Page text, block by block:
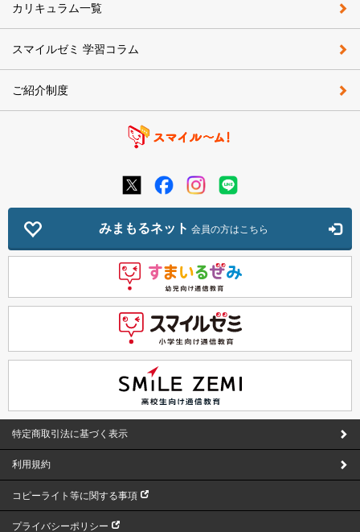
カリキュラム一覧
スマイルゼミ 学習コラム
ご紹介制度
みまもるネット 会員の方はこちら
特定商取引法に基づく表示
利用規約
コピーライト等に関する事項
プライバシーポリシー